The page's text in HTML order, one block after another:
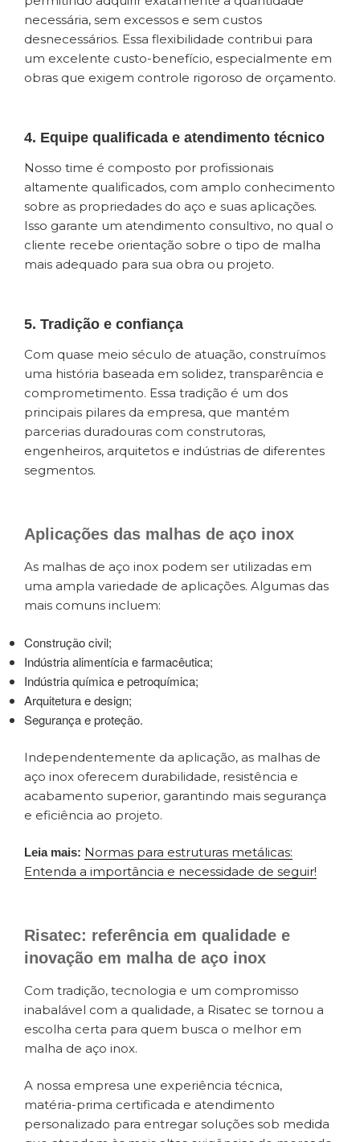
necessária, sem excessos e sem custos
desnecessários. Essa flexibilidade contribui para
um excelente custo-benefício, especialmente em
obras que exigem controle rigoroso de orçamento.
4. Equipe qualificada e atendimento técnico
Nosso time é composto por profissionais
altamente qualificados, com amplo conhecimento
sobre as propriedades do aço e suas aplicações.
Isso garante um atendimento consultivo, no qual o
cliente recebe orientação sobre o tipo de malha
mais adequado para sua obra ou projeto.
5. Tradição e confiança
Com quase meio século de atuação, construímos
uma história baseada em solidez, transparência e
comprometimento. Essa tradição é um dos
principais pilares da empresa, que mantém
parcerias duradouras com construtoras,
engenheiros, arquitetos e indústrias de diferentes
segmentos.
Aplicações das malhas de aço inox
As malhas de aço inox podem ser utilizadas em
uma ampla variedade de aplicações. Algumas das
mais comuns incluem:
Construção civil;
Indústria alimentícia e farmacêutica;
Indústria química e petroquímica;
Arquitetura e design;
Segurança e proteção.
Independentemente da aplicação, as malhas de
aço inox oferecem durabilidade, resistência e
acabamento superior, garantindo mais segurança
e eficiência ao projeto.
Leia mais: Normas para estruturas metálicas:
Entenda a importância e necessidade de seguir!
Risatec: referência em qualidade e
inovação em malha de aço inox
Com tradição, tecnologia e um compromisso
inabalável com a qualidade, a Risatec se tornou a
escolha certa para quem busca o melhor em
malha de aço inox.
A nossa empresa une experiência técnica,
matéria-prima certificada e atendimento
personalizado para entregar soluções sob medida